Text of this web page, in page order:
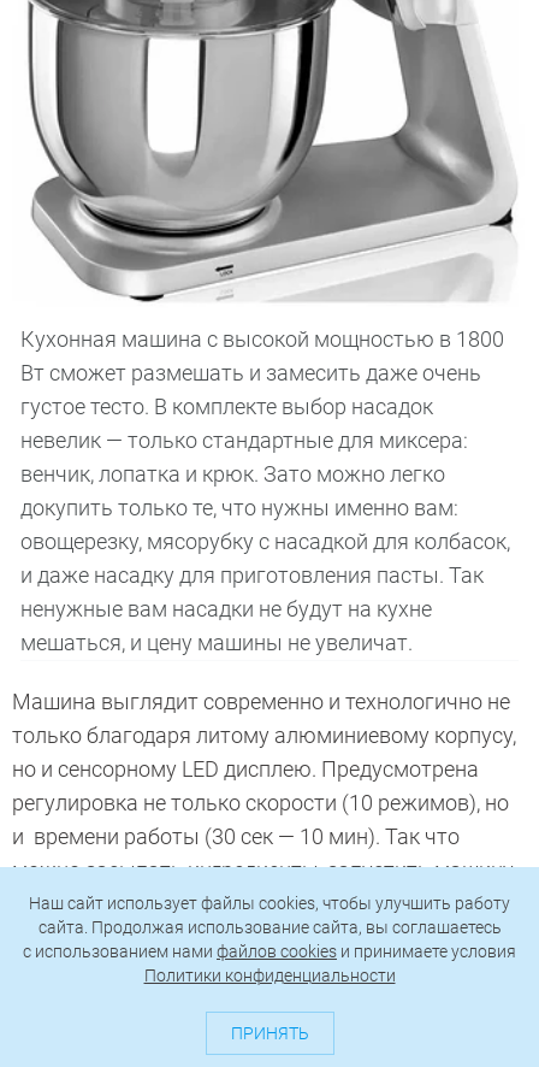
Кухонная машина с высокой мощностью в 1800
Вт сможет размешать и замесить даже очень
густое тесто. В комплекте выбор насадок
невелик — только стандартные для миксера:
венчик, лопатка и крюк. Зато можно легко
докупить только те, что нужны именно вам:
овощерезку, мясорубку с насадкой для колбасок,
и даже насадку для приготовления пасты. Так
ненужные вам насадки не будут на кухне
мешаться, и цену машины не увеличат.
Машина выглядит современно и технологично не
только благодаря литому алюминиевому корпусу,
но и сенсорному LED дисплею. Предусмотрена
регулировка не только скорости (10 режимов), но
и времени работы (30 сек — 10 мин). Так что
можно засыпать ингредиенты, запустить машину,
выставить таймер и спокойно заниматься
другими делами.
Наш сайт использует файлы cookies, чтобы улучшить работу
сайта. Продолжая использование сайта, вы соглашаетесь
c использованием нами файлов cookies и принимаете условия
Политики конфиденциальности
ПРИНЯТЬ